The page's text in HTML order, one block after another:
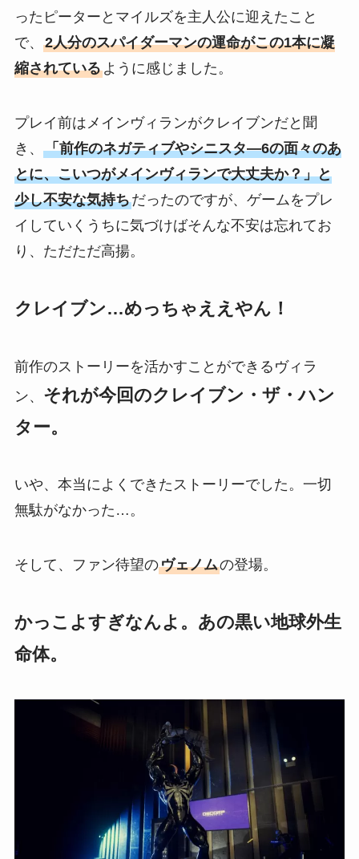
ったピーターとマイルズを主人公に迎えたこと
で、 2人分のスパイダーマンの運命がこの1本に凝
縮されているように感じました。
プレイ前はメインヴィランがクレイブンだと聞
き、 「前作のネガティブやシニスタ―6の面々のあ
とに、こいつがメインヴィランで大丈夫か？」と
少し不安な気持ちだったのですが、ゲームをプレ
イしていくうちに気づけばそんな不安は忘れてお
り、ただただ高揚。
クレイブン…めっちゃええやん！
前作のストーリーを活かすことができるヴィラ
ン、 それが今回のクレイブン・ザ・ハン
ター。
いや、本当によくできたストーリーでした。一切
無駄がなかった…。
そして、ファン待望のヴェノムの登場。
かっこよすぎなんよ。あの黒い地球外生
命体。